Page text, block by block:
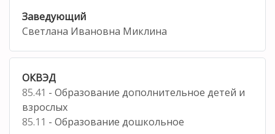
Заведующий
Светлана Ивановна Миклина
ОКВЭД
85.41 - Образование дополнительное детей и
взрослых
85.11 - Образование дошкольное